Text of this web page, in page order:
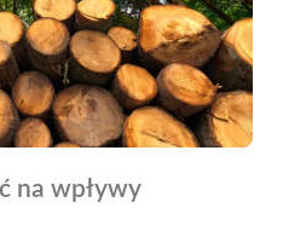
na wpływy